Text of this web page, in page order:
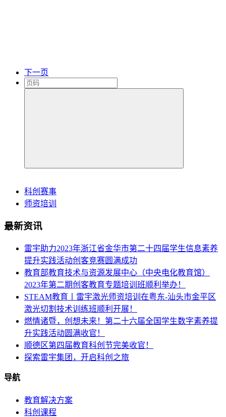
下一页
科创赛事
师资培训
最新资讯
雷宇助力2023年浙江省金华市第二十四届学生信息素养
提升实践活动创客竞赛圆满成功
教育部教育技术与资源发展中心（中央电化教育馆）
2023年第二期创客教育专题培训班顺利举办！
STEAM教育丨雷宇激光师资培训在粤东-汕头市金平区
激光切割技术训练班顺利开展！
燃情诸暨，创想未来！第二十六届全国学生数字素养提
升实践活动圆满收官！
顺德区第四届教育科创节完美收官！
探索雷宇集团，开启科创之旅
导航
教育解决方案
科创课程